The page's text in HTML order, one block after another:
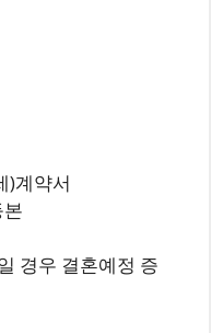
)계약서
경우 결혼예정 증